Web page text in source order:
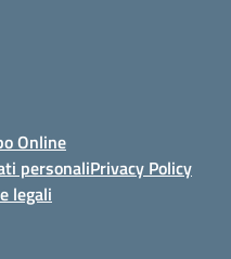
Online
personaliPrivacy Policy
legali